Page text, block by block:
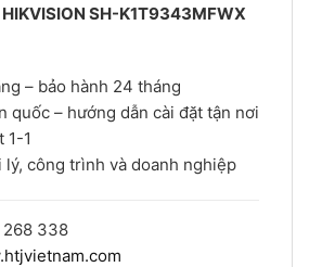
SH-K1T9343MFWX
– bảo hành 24 tháng
quốc – hướng dẫn cài đặt tận nơi
1-1
lý, công trình và doanh nghiệp
268 338